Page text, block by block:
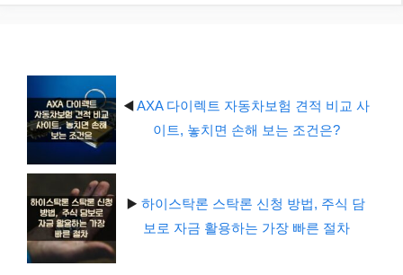
◀️AXA 다이렉트 자동차보험 견적 비교 사
이트, 놓치면 손해 보는 조건은?
▶️하이스탁론 스탁론 신청 방법, 주식 담
보로 자금 활용하는 가장 빠른 절차